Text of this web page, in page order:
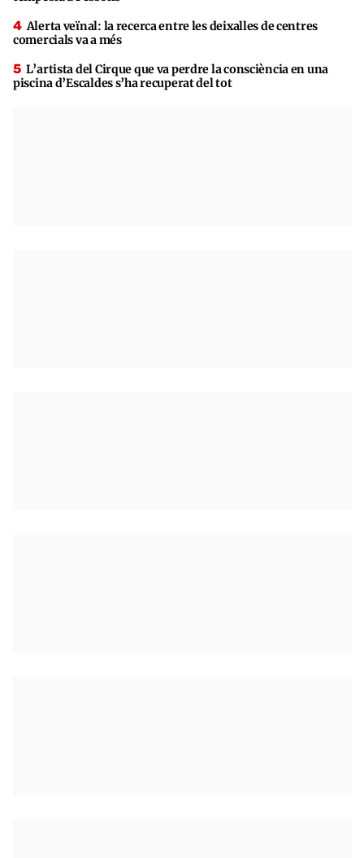
Alerta veïnal: la recerca entre les deixalles de centres
comercials va a més
L’artista del Cirque que va perdre la consciència en una
piscina d’Escaldes s’ha recuperat del tot